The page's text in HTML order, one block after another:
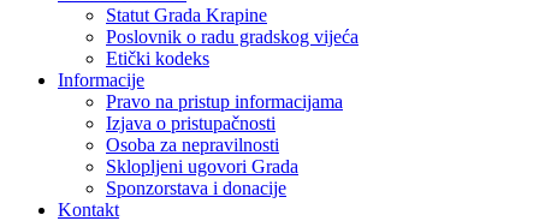
Statut Grada Krapine
Poslovnik o radu gradskog vijeća
Etički kodeks
Informacije
Pravo na pristup informacijama
Izjava o pristupačnosti
Osoba za nepravilnosti
Sklopljeni ugovori Grada
Sponzorstava i donacije
Kontakt